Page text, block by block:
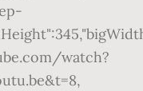
watch?